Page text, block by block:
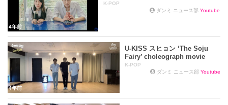
4年前
K-POP
ダンミ ニュース部Youtube
4年前
U-KISS スヒョン ‘The Soju
Fairy’ choleograph movie
K-POP
ダンミ ニュース部 Youtube